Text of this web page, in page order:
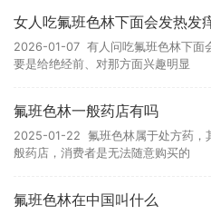
女人吃氟班色林下面会发热发
2026-01-07 有人问吃氟班色林下面
要是给绝经前、对那方面兴趣明显
氟班色林一般药店有吗
2025-01-22 氟班色林属于处方药，
般药店，消费者是无法随意购买的
氟班色林在中国叫什么